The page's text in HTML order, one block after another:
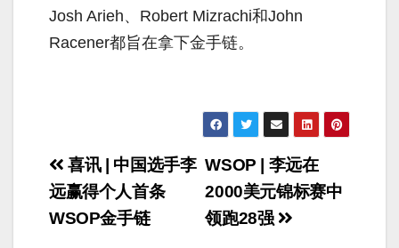
Josh Arieh、Robert Mizrachi和John
Racener都旨在拿下金手链。
文
章
导
WSOP | 李远在
2000美元锦标赛中
领跑28强
喜讯 | 中国选手李
远赢得个人首条
WSOP金手链